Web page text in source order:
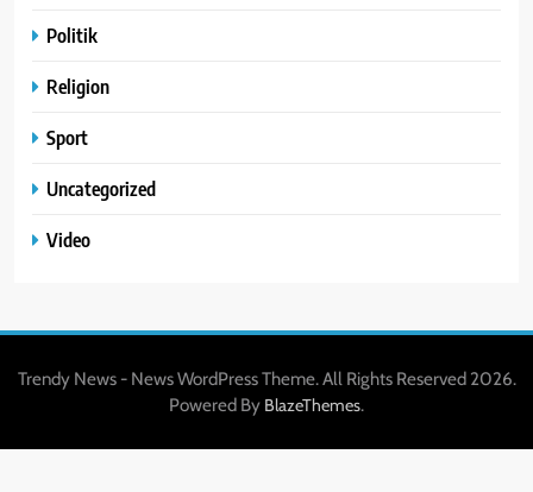
Politik
Religion
Sport
Uncategorized
Video
Trendy News - News WordPress Theme. All Rights Reserved 2026.
Powered By BlazeThemes.